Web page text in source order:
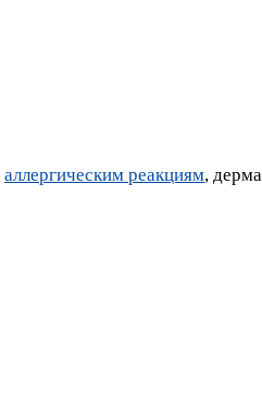
аллергическим реакциям,